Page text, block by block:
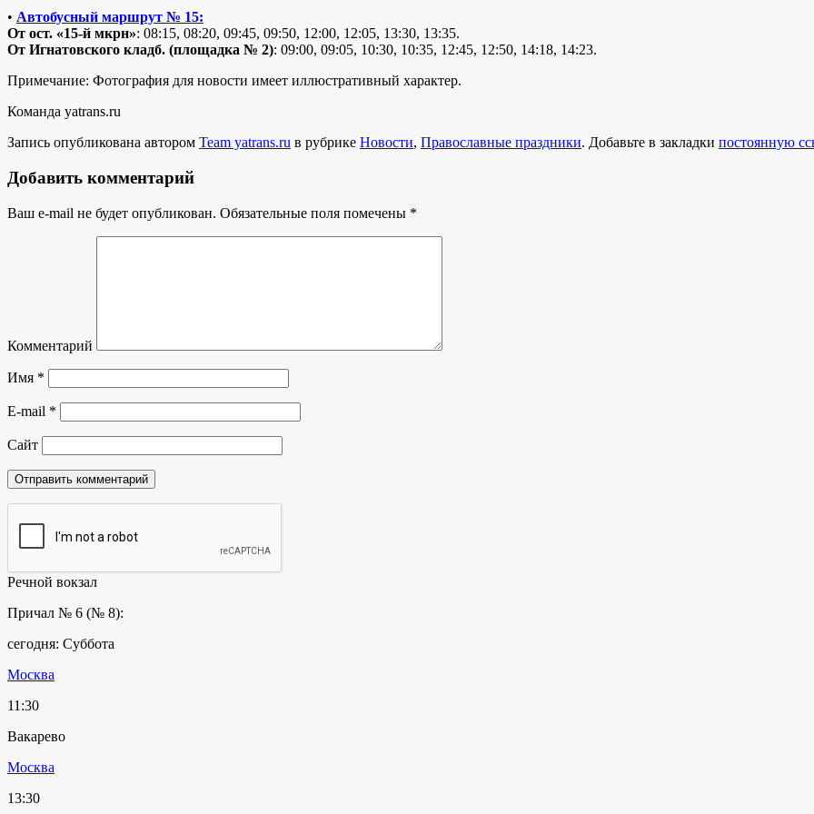
• Автобусный маршрут № 15:
От ост. «15-й мкрн»: 08:15, 08:20, 09:45, 09:50, 12:00, 12:05, 13:30, 13:35.
От Игнатовского кладб. (площадка № 2): 09:00, 09:05, 10:30, 10:35, 12:45, 12:50, 14:18, 14:23.
Примечание: Фотография для новости имеет иллюстративный характер.
Команда yatrans.ru
Запись опубликована автором Team yatrans.ru в рубрике Новости, Православные праздники. Добавьте в закладки постоянную
Добавить комментарий
Ваш e-mail не будет опубликован. Обязательные поля помечены *
Комментарий
Имя *
E-mail *
Сайт
Речной вокзал
Причал № 6 (№ 8):
сегодня: Суббота
Москва
11:30
Вакарево
Москва
13:30